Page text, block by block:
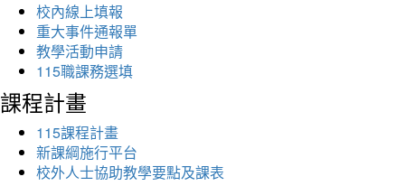
校內線上填報
重大事件通報單
教學活動申請
115職課務選填
課程計畫
115課程計畫
新課綱施行平台
校外人士協助教學要點及課表